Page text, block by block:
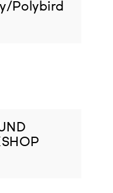
Polybird